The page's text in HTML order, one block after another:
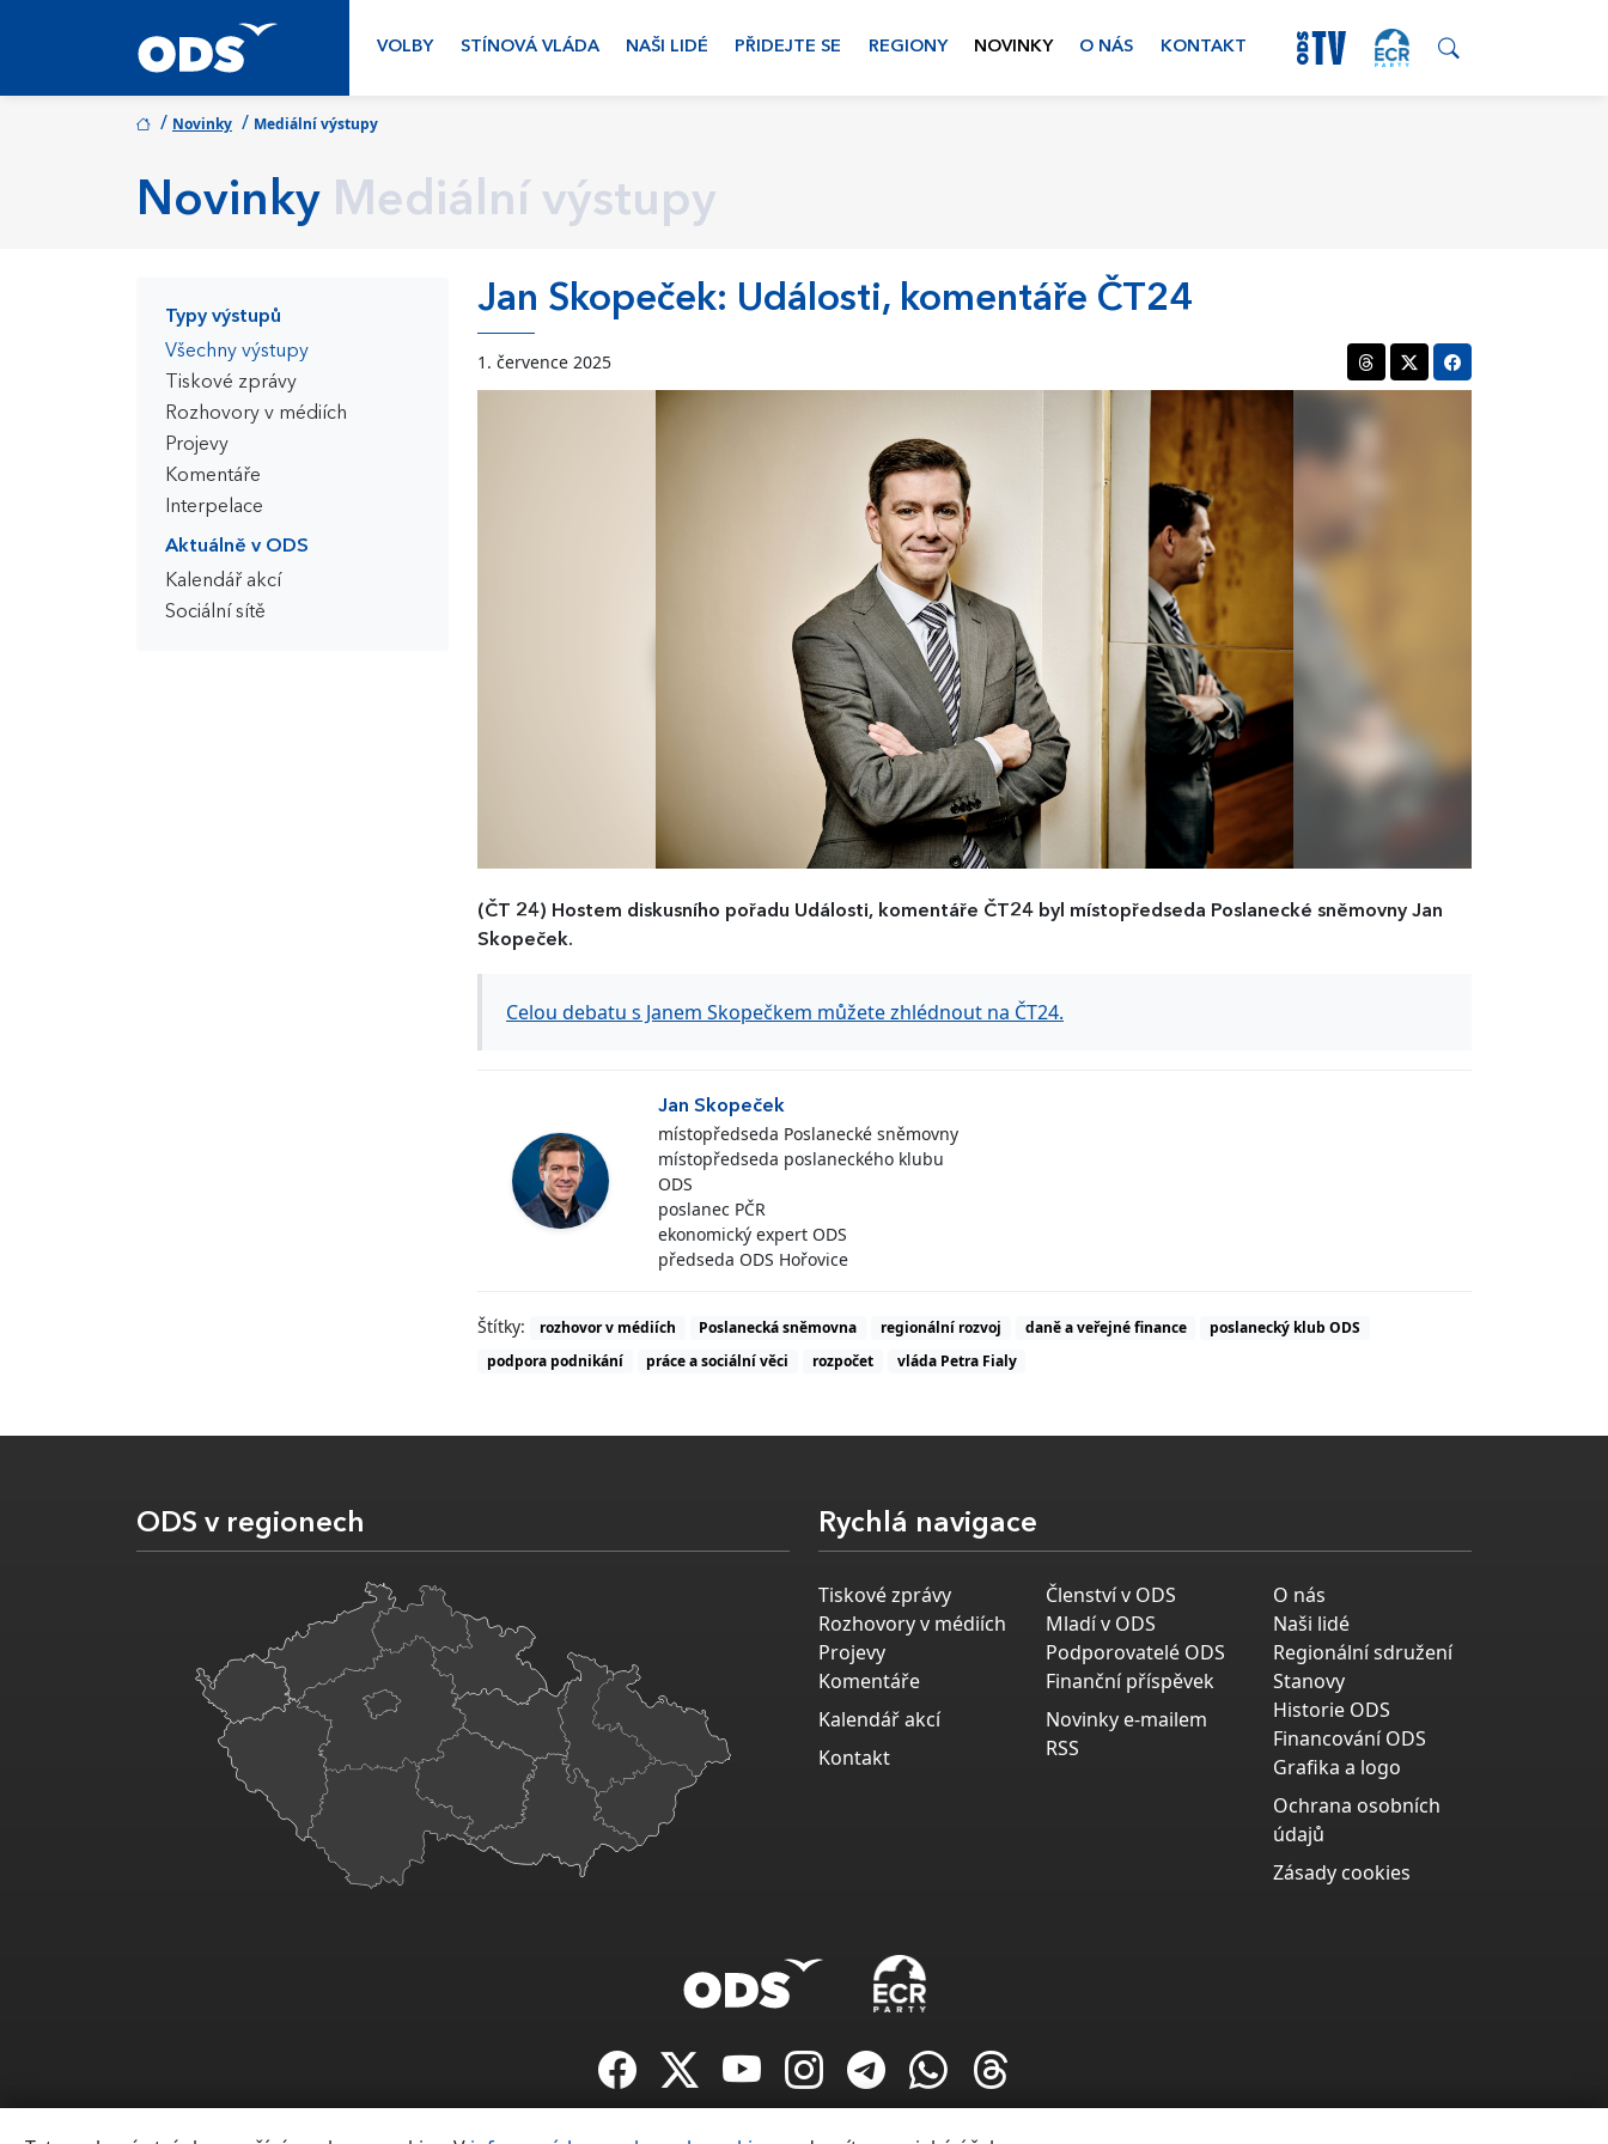
VOLBY STÍNOVÁ VLÁDA NAŠI LIDÉ PŘIDEJTE SE REGIONY NOVINKY O NÁS KONTAKT
/ Novinky / Mediální výstupy
Novinky Mediální výstupy
Typy výstupů
Všechny výstupy
Tiskové zprávy
Rozhovory v médiích
Projevy
Komentáře
Interpelace
Aktuálně v ODS
Kalendář akcí
Sociální sítě
Jan Skopeček: Události, komentáře ČT24
1. července 2025
(ČT 24) Hostem diskusního pořadu Události, komentáře ČT24 byl místopředseda Poslanecké sněmovny Jan
Skopeček.
Celou debatu s Janem Skopečkem můžete zhlédnout na ČT24.
Jan Skopeček
místopředseda Poslanecké sněmovny
místopředseda poslaneckého klubu
ODS
poslanec PČR
ekonomický expert ODS
předseda ODS Hořovice
Štítky: rozhovor v médiích Poslanecká sněmovna regionální rozvoj daně a veřejné finance
poslanecký klub ODS
podpora podnikání
práce a sociální věci rozpočet vláda Petra Fialy
ODS v regionech Rychlá navigace
Tiskové zprávy
Rozhovory v médiích
Projevy
Komentáře
Kalendář akcí
Kontakt
Členství v ODS
Mladí v ODS
Podporovatelé ODS
Finanční příspěvek
Novinky e-mailem
RSS
O nás
Naši lidé
Regionální sdružení
Stanovy
Historie ODS
Financování ODS
Grafika a logo
Ochrana osobních
údajů
Zásady cookies
Copyright ©